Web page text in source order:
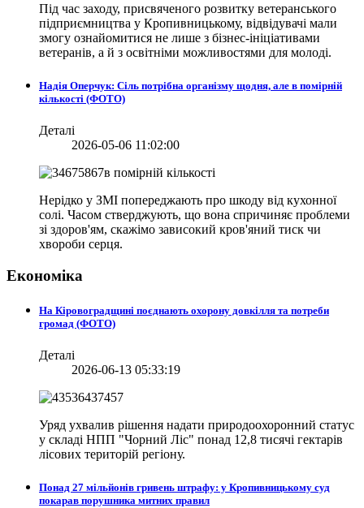
Під час заходу, присвяченого розвитку ветеранського
підприємництва у Кропивницькому, відвідувачі мали
змогу ознайомитися не лише з бізнес-ініціативами
ветеранів, а й з освітніми можливостями для молоді.
Надія Оперчук: Сіль потрібна організму щодня, але в помірній
кількості (ФОТО)
Деталі
2026-05-06 11:02:00
Нерідко у ЗМІ попереджають про шкоду від кухонної
солі. Часом стверджують, що вона спричиняє проблеми
зі здоров'ям, скажімо зависокий кров'яний тиск чи
хвороби серця.
Економіка
На Кіровоградщині поєднають охорону довкілля та потреби
громад (ФОТО)
Деталі
2026-06-13 05:33:19
Уряд ухвалив рішення надати природоохоронний статус
у складі НПП "Чорний Ліс" понад 12,8 тисячі гектарів
лісових територій регіону.
Понад 27 мільйонів гривень штрафу: у Кропивницькому суд
покарав порушника митних правил